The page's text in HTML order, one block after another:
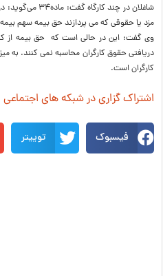
شاغلان در
مزد یا حقوقی که می پردازند حق بیمه سهم
وی گفت: این در حالی است که حق بیمه از
دریافتی حقوق کارگران محاسبه نمی کنند. به
کارگران است.
اشتراک گزاری در شبکه های اجتماعی
فیسبوک توییتر